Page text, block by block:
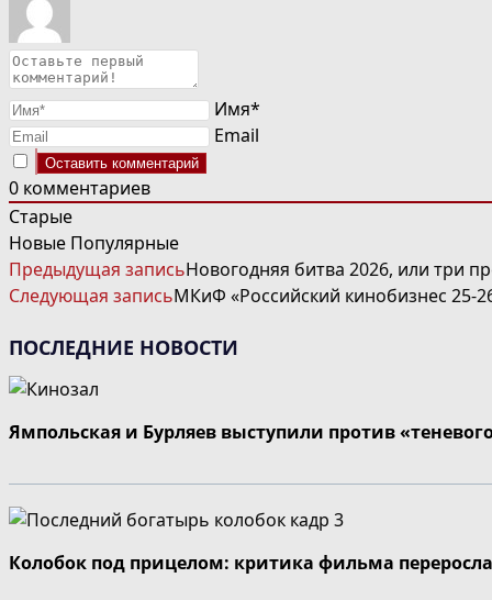
Имя*
Email
0 комментариев
Старые
Новые Популярные
ЧИТАТЬ
ДАЛЕЕ
СТАТЬИ
Предыдущая записьНовогодняя битва 2026, или три
Следующая записьМКиФ «Российский кинобизнес 25-
ПОСЛЕДНИЕ НОВОСТИ
Ямпольская и Бурляев выступили против
Колобок под прицелом: критика фильма